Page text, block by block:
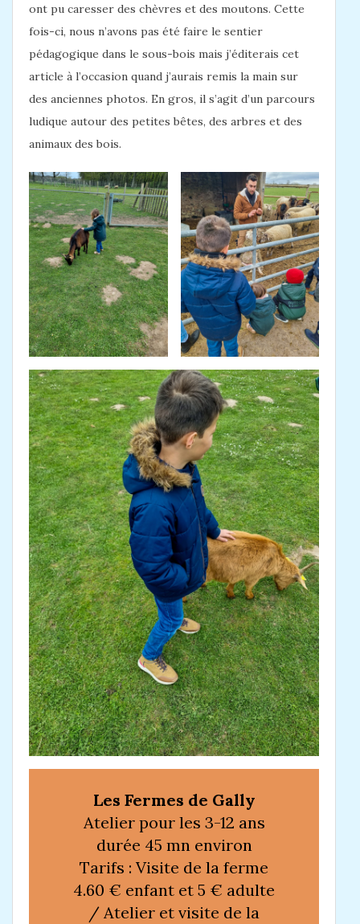
ont pu caresser des chèvres et des moutons. Cette
fois-ci, nous n’avons pas été faire le sentier
pédagogique dans le sous-bois mais j’éditerais cet
article à l’occasion quand j’aurais remis la main sur
des anciennes photos. En gros, il s’agit d’un parcours
ludique autour des petites bêtes, des arbres et des
animaux des bois.
Les Fermes de Gally
Atelier pour les 3-12 ans
durée 45 mn environ
Tarifs : Visite de la ferme
4.60 € enfant et 5 € adulte
/ Atelier et visite de la